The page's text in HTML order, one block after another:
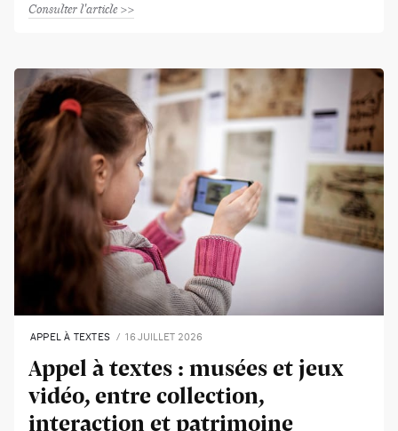
Consulter l'article
APPEL À TEXTES 16 JUILLET 2026
Appel à textes : musées et jeux
vidéo, entre collection,
interaction et patrimoine